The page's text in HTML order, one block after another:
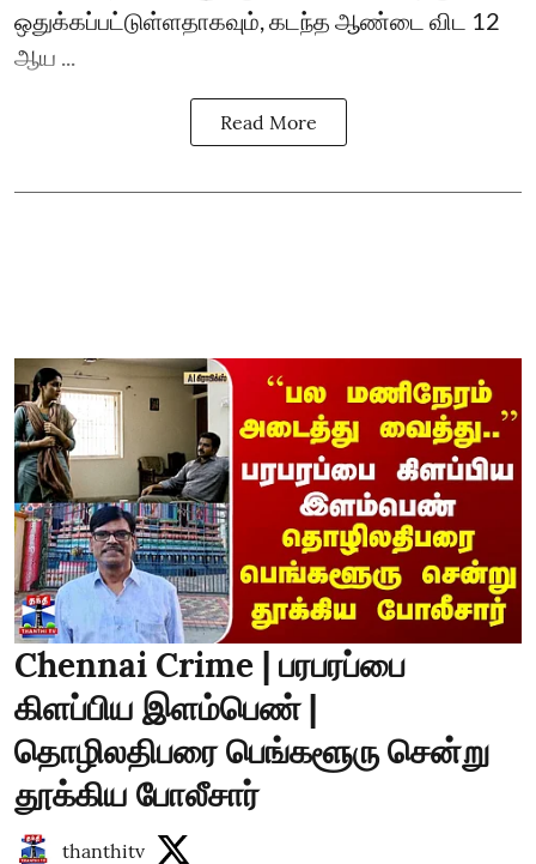
ஒதுக்கப்பட்டுள்ளதாகவும், கடந்த ஆண்டை விட 12
ஆய ...
Read More
Chennai Crime | பரபரப்பை
கிளப்பிய இளம்பெண் |
தொழிலதிபரை பெங்களூரு சென்று
தூக்கிய போலீசார்
thanthitv